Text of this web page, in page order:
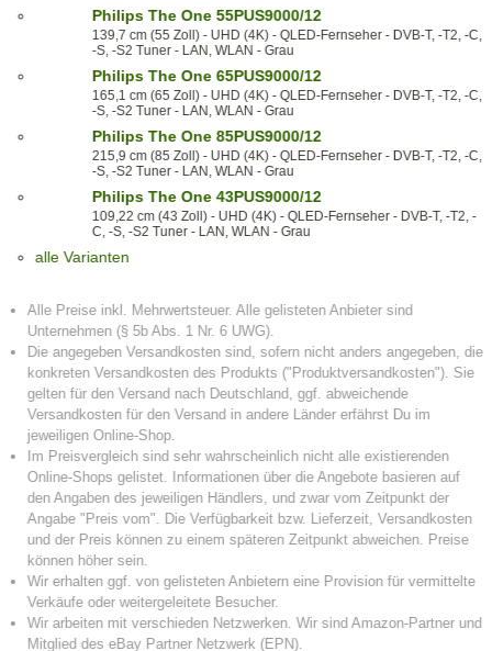
Philips The One 55PUS9000/12
139,7 cm (55 Zoll) - UHD (4K) - QLED-Fernseher - DVB-T, -T2, -C,
-S, -S2 Tuner - LAN, WLAN - Grau
Philips The One 65PUS9000/12
165,1 cm (65 Zoll) - UHD (4K) - QLED-Fernseher - DVB-T, -T2, -C,
-S, -S2 Tuner - LAN, WLAN - Grau
Philips The One 85PUS9000/12
215,9 cm (85 Zoll) - UHD (4K) - QLED-Fernseher - DVB-T, -T2, -C,
-S, -S2 Tuner - LAN, WLAN - Grau
Philips The One 43PUS9000/12
109,22 cm (43 Zoll) - UHD (4K) - QLED-Fernseher - DVB-T, -T2, -
C, -S, -S2 Tuner - LAN, WLAN - Grau
alle Varianten